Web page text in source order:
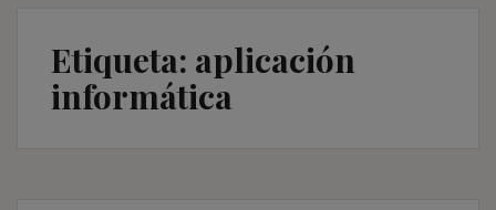
Etiqueta: aplicación
informática